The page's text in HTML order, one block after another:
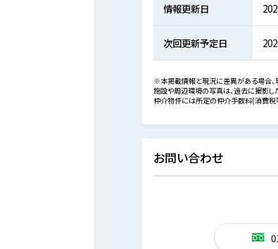
情報更新日
次回更新予定日
※本掲載情報と現況に差異がある場合、
施設や周辺環境の写真は、過去に撮影し
仲介物件には所定の仲介手数料(消費税
お問い合わせ